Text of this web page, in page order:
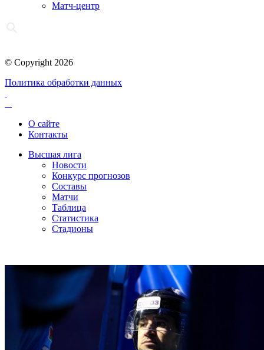
Матч-центр
© Copyright 2026
Политика обработки данных
О сайте
Контакты
Высшая лига
Новости
Конкурс прогнозов
Составы
Матчи
Таблица
Статистика
Стадионы